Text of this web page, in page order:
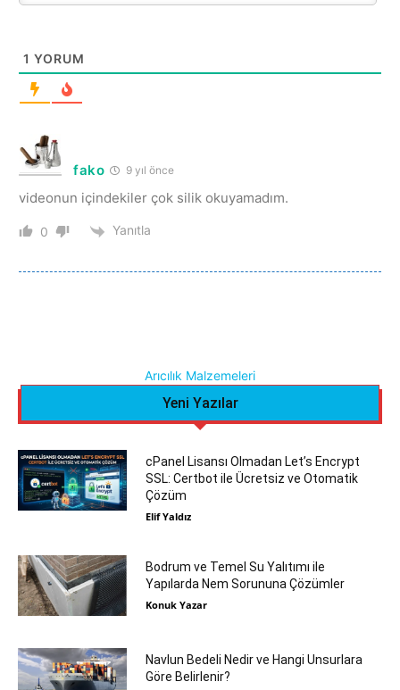
1 YORUM
fako 9 yıl önce
videonun içindekiler çok silik okuyamadım.
0 Yanıtla
Arıcılık Malzemeleri
Yeni Yazılar
cPanel Lisansı Olmadan Let’s Encrypt
SSL: Certbot ile Ücretsiz ve Otomatik
Çözüm
Elif Yaldız
Bodrum ve Temel Su Yalıtımı ile
Yapılarda Nem Sorununa Çözümler
Konuk Yazar
Navlun Bedeli Nedir ve Hangi Unsurlara
Göre Belirlenir?